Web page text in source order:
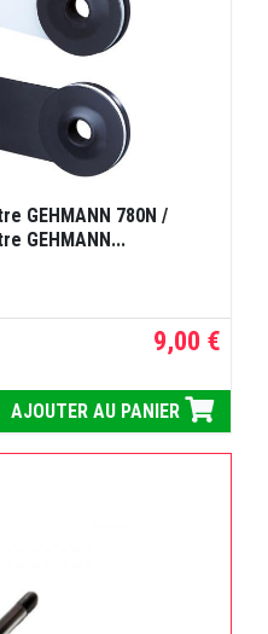
GEHMANN 780N /
GEHMANN...
9,00 €
AJOUTER AU PANIER